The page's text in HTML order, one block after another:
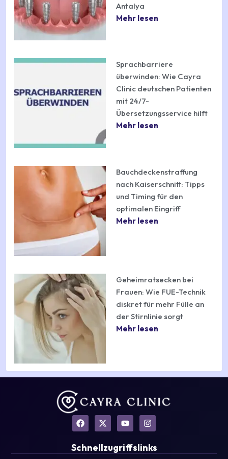
Antalya
Mehr lesen
Sprachbarriere
überwinden: Wie Cayra
Clinic deutschen Patienten
mit 24/7-
Übersetzungsservice hilft
Mehr lesen
Bauchdeckenstraffung
nach Kaiserschnitt: Tipps
und Timing für den
optimalen Eingriff
Mehr lesen
Geheimratsecken bei
Frauen: Wie FUE-Technik
diskret für mehr Fülle an
der Stirnlinie sorgt
Mehr lesen
F
a
e
b
X
-
w
i
Y
o
t
u
I
n
t
a
Schnellzugriffslinks